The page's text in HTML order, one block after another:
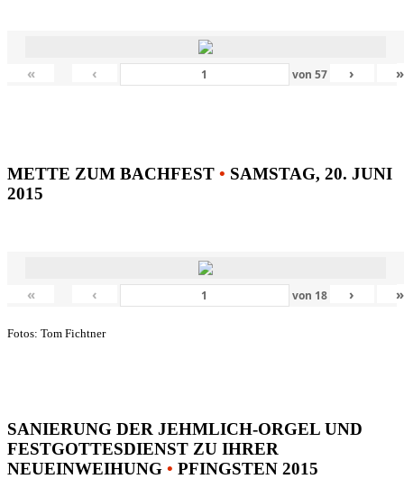
« ‹ von 57 › »
METTE ZUM BACHFEST • SAMSTAG, 20. JUNI
2015
« ‹ von 18 › »
Fotos: Tom Fichtner
SANIERUNG DER JEHMLICH-ORGEL UND
FESTGOTTESDIENST ZU IHRER
NEUEINWEIHUNG • PFINGSTEN 2015